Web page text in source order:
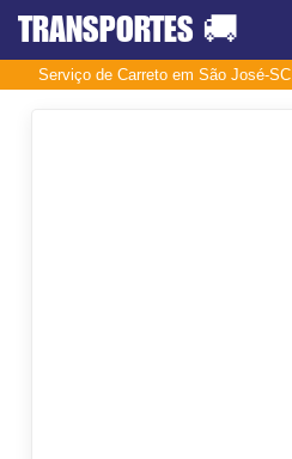
TRANSPORTES 🚚
Serviço de Carreto em São José-SC